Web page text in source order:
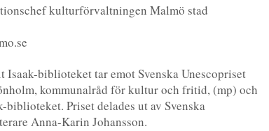
kulturförvaltningen Malmö stad
biblioteket tar emot Svenska Unescopriset
kommunalråd för kultur och fritid, (mp) och
biblioteket. Priset delades ut av Svenska
Anna-Karin Johansson.